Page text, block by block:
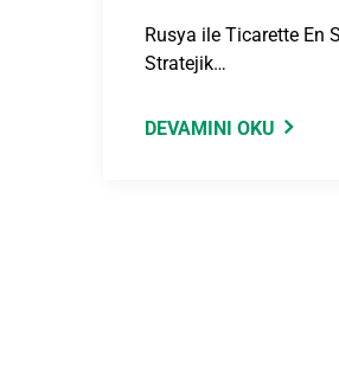
Rusya ile Ticarette En
Stratejik…
DEVAMINI OKU